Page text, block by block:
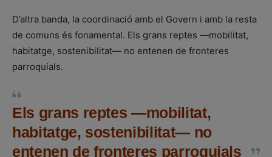
D’altra banda, la coordinació amb el Govern i amb la resta
de comuns és fonamental. Els grans reptes —mobilitat,
habitatge, sostenibilitat— no entenen de fronteres
parroquials.
Els grans reptes —mobilitat,
habitatge, sostenibilitat— no
entenen de fronteres parroquials